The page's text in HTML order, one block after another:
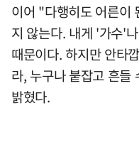
이어 "다행히도 어른이
지 않는다. 내게 '가수'
때문이다. 하지만 안타
라, 누구나 붙잡고 흔들
밝혔다.